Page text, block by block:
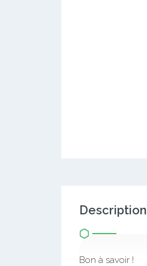
Description
Bon à savoir !